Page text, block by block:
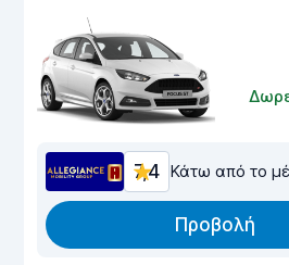
7,4 Κάτω από το
Προβολή